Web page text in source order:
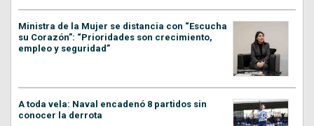
Ministra de la Mujer se distancia con “Escucha
su Corazón”: “Prioridades son crecimiento,
empleo y seguridad”
A toda vela: Naval encadenó 8 partidos sin
conocer la derrota